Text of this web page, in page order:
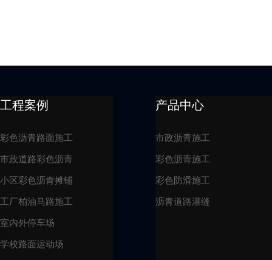
工程案例
彩色沥青路面施工
市政道路彩色沥青
小区彩色沥青摊铺
工厂柏油马路施工
室内外停车场
学校路面运动场
产品中心
市政沥青施工
彩色沥青施工
彩色防滑施工
沥青道路灌缝